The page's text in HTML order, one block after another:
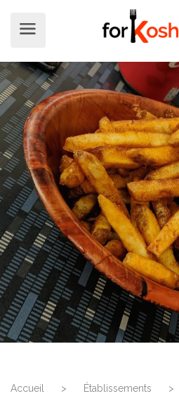
Accueil > Établissements
>